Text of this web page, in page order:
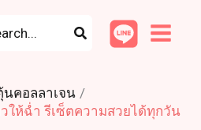
นคอลลาเจน
ให้ฉ่ำ รีเซ็ตความสวยได้ทุกวัน